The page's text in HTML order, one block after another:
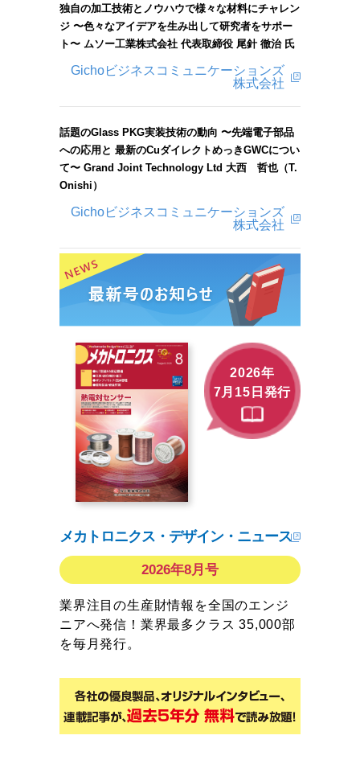
独自の加工技術とノウハウで様々な材料にチャレン
ジ 〜色々なアイデアを生み出して研究者をサポー
ト〜 ムソー工業株式会社 代表取締役 尾針 徹治 氏
Gichoビジネスコミュニケーションズ
株式会社
話題のGlass PKG実装技術の動向 〜先端電子部品
への応用と 最新のCuダイレクトめっきGWCについ
て〜 Grand Joint Technology Ltd 大西 哲也（T.
Onishi）
Gichoビジネスコミュニケーションズ
株式会社
2026年
7月15日発行
メカトロニクス・デザイン・ニュース
2026年8月号
業界注目の生産財情報を全国のエンジ
ニアへ発信！業界最多クラス 35,000部
を毎月発行。